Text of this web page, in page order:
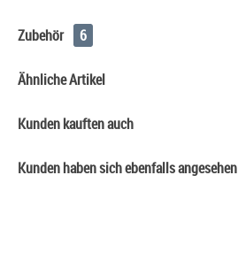
Zubehör 6
Ähnliche Artikel
Kunden kauften auch
Kunden haben sich ebenfalls angesehen